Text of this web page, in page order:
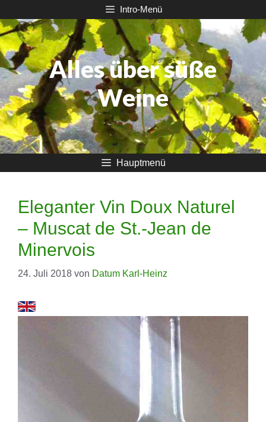
Inhalt
springen
Intro-Menü
Alles über süße
Weine
Hauptmenü
Eleganter Vin Doux Naturel
– Muscat de St.-Jean de
Minervois
24. Juli 2018 von Datum Karl-Heinz